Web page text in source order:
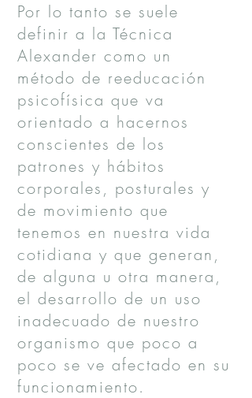
Por lo tanto se suele
definir a la Técnica
Alexander como un
método de reeducación
psicofísica que va
orientado a hacernos
conscientes de los
patrones y hábitos
corporales, posturales y
de movimiento que
tenemos en nuestra vida
cotidiana y que generan,
de alguna u otra manera,
el desarrollo de un uso
inadecuado de nuestro
organismo que poco a
poco se ve afectado en su
funcionamiento.